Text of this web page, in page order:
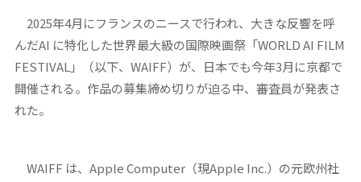
2025年4月にフランスのニースで行われ、大きな反響を呼
んだAI に特化した世界最大級の国際映画祭「WORLD AI FILM
FESTIVAL」（以下、WAIFF）が、日本でも今年3月に京都で
開催される。作品の募集締め切りが迫る中、審査員が発表さ
れた。
WAIFF は、Apple Computer（現Apple Inc.）の元欧州社